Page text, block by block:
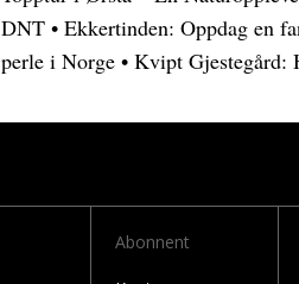
DNT • Ekkertinden: Oppdag en
perle i Norge • Kvipt Gjestegård:
Abonnent